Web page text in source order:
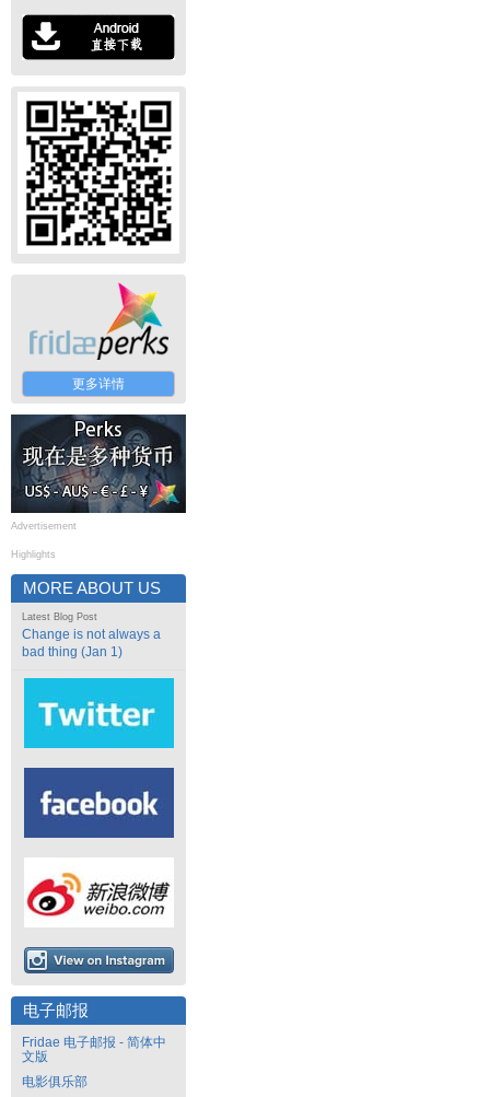
更多详情
Advertisement
Highlights
MORE ABOUT US
Latest Blog Post
Change is not always a
bad thing (Jan 1)
电子邮报
Fridae 电子邮报 - 简体中
文版
电影俱乐部